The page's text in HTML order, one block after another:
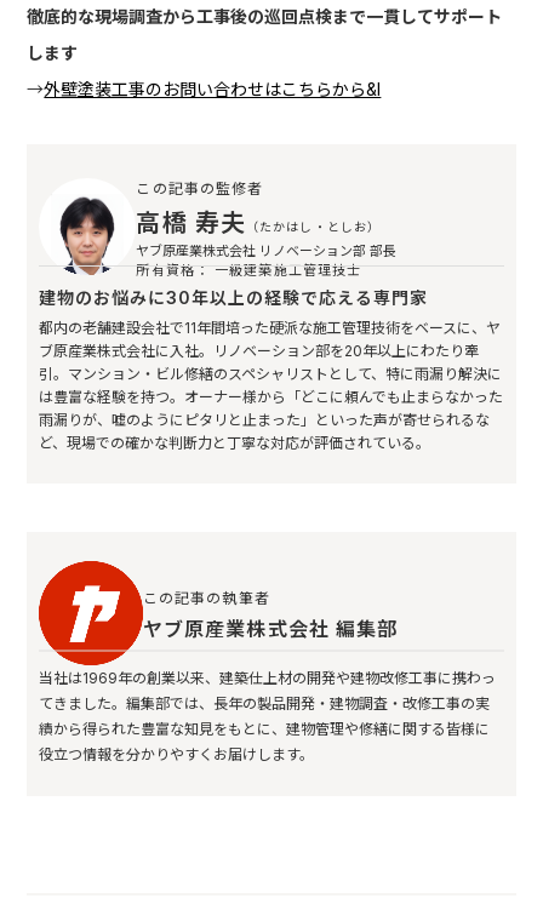
徹底的な現場調査から工事後の巡回点検まで一貫してサポート
します
→外壁塗装工事のお問い合わせはこちらから&l
この記事の監修者
高橋 寿夫 （たかはし・としお）
ヤブ原産業株式会社 リノベーション部 部長
所有資格： 一級建築施工管理技士
建物のお悩みに30年以上の経験で応える専門家
都内の老舗建設会社で11年間培った硬派な施工管理技術をベースに、ヤ
ブ原産業株式会社に入社。リノベーション部を20年以上にわたり牽
引。マンション・ビル修繕のスペシャリストとして、特に雨漏り解決に
は豊富な経験を持つ。オーナー様から「どこに頼んでも止まらなかった
雨漏りが、嘘のようにピタリと止まった」といった声が寄せられるな
ど、現場での確かな判断力と丁寧な対応が評価されている。
この記事の執筆者
ヤブ原産業株式会社 編集部
当社は1969年の創業以来、建築仕上材の開発や建物改修工事に携わっ
てきました。編集部では、長年の製品開発・建物調査・改修工事の実
績から得られた豊富な知見をもとに、建物管理や修繕に関する皆様に
役立つ情報を分かりやすくお届けします。